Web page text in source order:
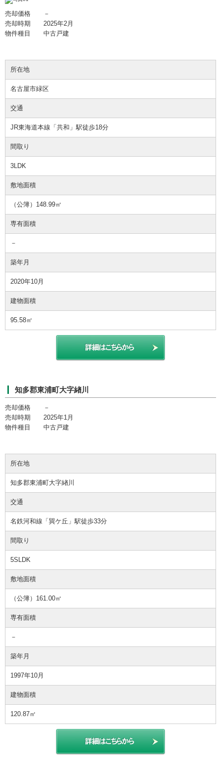
売却価格 －
売却時期 2025年2月
物件種目 中古戸建
所在地
名古屋市緑区
交通
JR東海道本線「共和」駅徒歩18分
間取り
3LDK
敷地面積
（公簿）148.99㎡
専有面積
－
築年月
2020年10月
建物面積
95.58㎡
知多郡東浦町大字緖川
売却価格 －
売却時期 2025年1月
物件種目 中古戸建
所在地
知多郡東浦町大字緖川
交通
名鉄河和線「巽ケ丘」駅徒歩33分
間取り
5SLDK
敷地面積
（公簿）161.00㎡
専有面積
－
築年月
1997年10月
建物面積
120.87㎡